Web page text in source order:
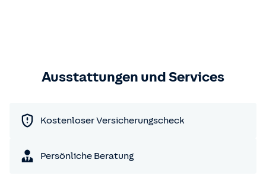
Ausstattungen und Services
Kostenloser Versicherungscheck
Persönliche Beratung